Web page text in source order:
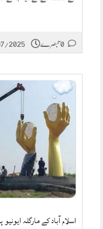
2025
اسلام آباد کے مارگلہ